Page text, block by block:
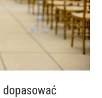
dopasować